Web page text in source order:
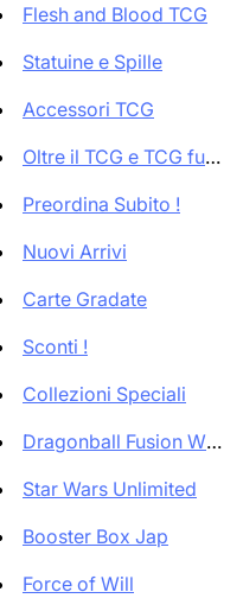
Flesh and Blood TCG
Statuine e Spille
Accessori TCG
Oltre il TCG e TCG fuori
Preordina Subito !
Nuovi Arrivi
Carte Gradate
Sconti !
Collezioni Speciali
Dragonball Fusion World
Star Wars Unlimited
Booster Box Jap
Force of Will